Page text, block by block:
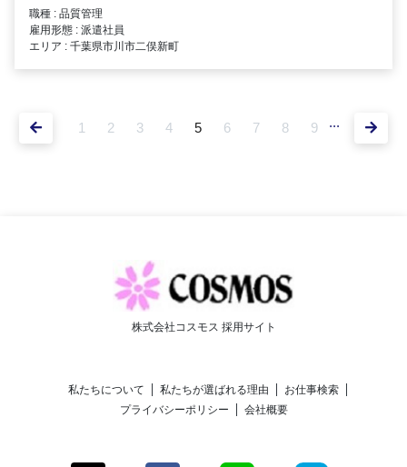
職種 : 品質管理
雇用形態 : 派遣社員
エリア : 千葉県市川市二俣新町
1 2 3 4 5 6 7 8 9 ...
株式会社コスモス 採用サイト
私たちについて 私たちが選ばれる理由
お仕事検索
プライバシーポリシー
会社概要